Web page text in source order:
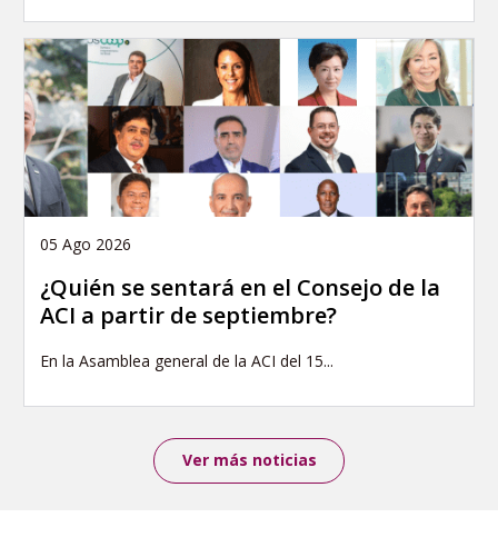
05 Ago 2026
¿Quién se sentará en el Consejo de la
ACI a partir de septiembre?
En la Asamblea general de la ACI del 15...
Ver más noticias